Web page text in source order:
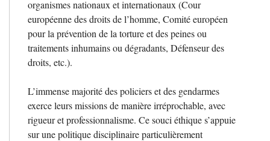
organismes nationaux et internationaux (Cour
européenne des droits de l’homme, Comité européen
pour la prévention de la torture et des peines ou
traitements inhumains ou dégradants, Défenseur des
droits, etc.).
L’immense majorité des policiers et des gendarmes
exerce leurs missions de manière irréprochable, avec
rigueur et professionnalisme. Ce souci éthique s’appuie
sur une politique disciplinaire particulièrement